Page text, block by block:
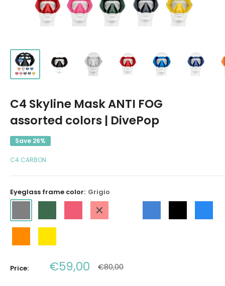
C4 Skyline Mask ANTI FOG
assorted colors | DivePop
Save 26%
C4 CARBON
Eyeglass frame color: Grigio
rosso
Jeans
chiaro
Price: Sale
price
€59,00 Regular
price
€80,00